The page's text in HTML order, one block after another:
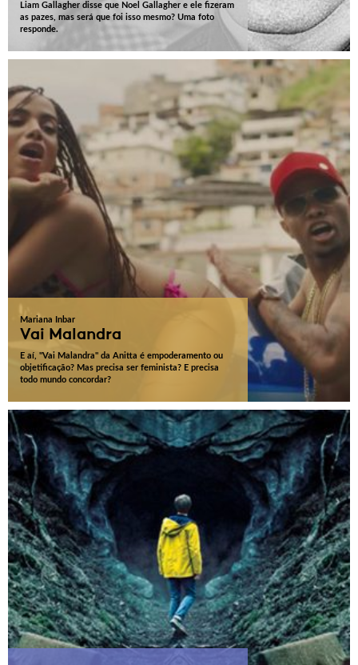
Liam Gallagher disse que Noel Gallagher e ele fizeram
as pazes, mas será que foi isso mesmo? Uma foto
responde.
Mariana Inbar
Vai Malandra
E aí, "Vai Malandra" da Anitta é empoderamento ou
objetificação? Mas precisa ser feminista? E precisa
todo mundo concordar?